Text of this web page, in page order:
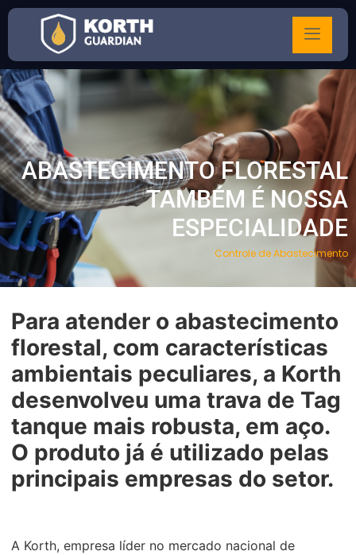
ABASTECIMENTO FLORESTAL
TAMBÉM É NOSSA
ESPECIALIDADE
Controle de Abastecimento
Para atender o abastecimento
florestal, com características
ambientais peculiares, a Korth
desenvolveu uma trava de Tag
tanque mais robusta, em aço.
O produto já é utilizado pelas
principais empresas do setor.
A Korth, empresa líder no mercado nacional de